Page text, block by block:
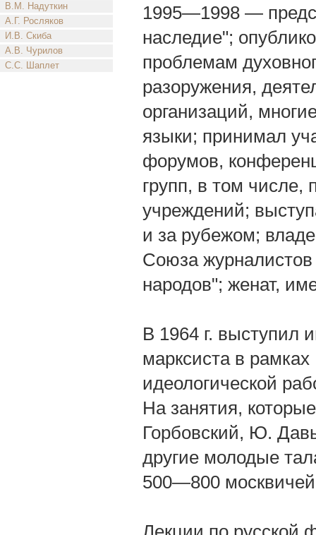
В.М. Надуткин
А.Г. Росляков
И.В. Скиба
А.В. Чурилов
С.С. Шаплет
1995—1998 —
наследие";
проблемам
разоружения,
организаций,
языки; принимал
форумов,
групп, в том
учреждений;
и за рубежом;
Союза
народов"; женат,
В 1964 г. выступил
марксиста в
идеологической
На занятия,
Горбовский, Ю.
другие молодые
500—800